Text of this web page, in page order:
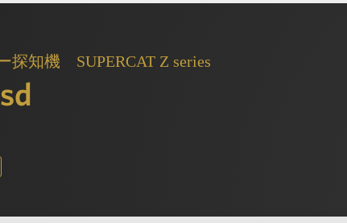
探知機 SUPERCAT Z series